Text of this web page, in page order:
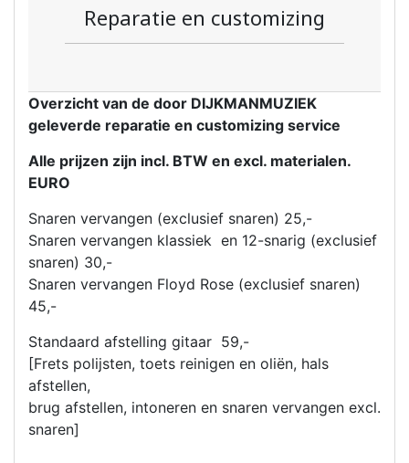
Reparatie en customizing
Overzicht van de door DIJKMANMUZIEK
geleverde reparatie en customizing service
Alle prijzen zijn incl. BTW en excl. materialen.
EURO
Snaren vervangen (exclusief snaren) 25,-
Snaren vervangen klassiek en 12-snarig (exclusief
snaren) 30,-
Snaren vervangen Floyd Rose (exclusief snaren)
45,-
Standaard afstelling gitaar 59,-
[Frets polijsten, toets reinigen en oliën, hals
afstellen,
brug afstellen, intoneren en snaren vervangen excl.
snaren]